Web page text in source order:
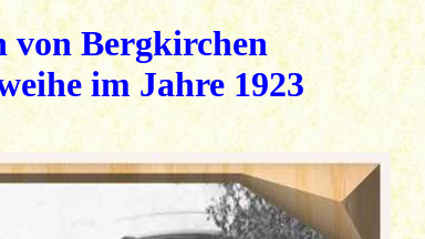
von Bergkirchen
im Jahre 1923